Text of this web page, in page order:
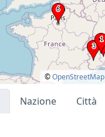
©OpenStreetMap
Nazione
Città